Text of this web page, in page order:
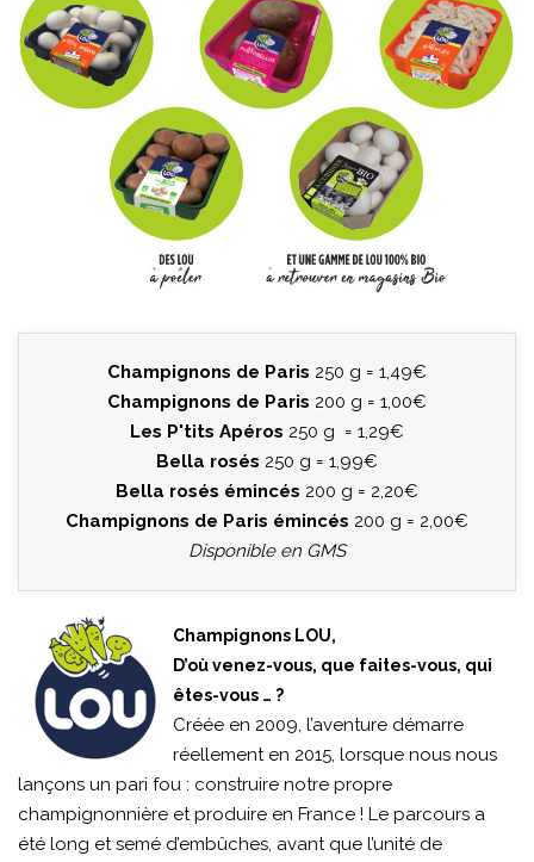
Champignons de Paris 250 g = 1,49€
Champignons de Paris 200 g = 1,00€
Les P'tits Apéros 250 g = 1,29€
Bella rosés 250 g = 1,99€
Bella rosés émincés 200 g = 2,20€
Champignons de Paris émincés 200 g = 2,00€
Disponible en GMS
Champignons LOU,
D’où venez-vous, que faites-vous, qui
êtes-vous … ?
Créée en 2009, l’aventure démarre
réellement en 2015, lorsque nous nous
lançons un pari fou : construire notre propre
champignonnière et produire en France ! Le parcours a
été long et semé d’embûches, avant que l’unité de